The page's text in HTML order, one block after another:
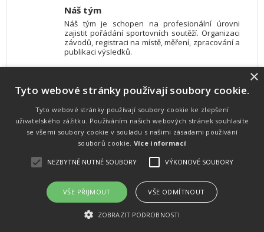
Náš tým
Náš tým je schopen na profesionální úrovni
zajistit pořádání sportovních soutěží. Organizaci
závodů, registraci na místě, měření, zpracování a
publikaci výsledků.
Pro měření, zpracování a publikaci výsledků
používáme software vyvinutý na zakázku. Lze
online publikovat výsledky komentátorovi na
obrazovky a s nepatrným zpožděním na
webových stránkách.
souhlasu zakázáno.
Zabýváme se časomírou, výsledkovým servisem na různých malých i velkých sportovních
akcích a také přímo pořádáním sportovních akcí.
×
Tyto webové stránky používají soubory cookie.
Tyto webové stránky používají soubory cookie ke zlepšení
uživatelského zážitku. Používáním našich webových stránek souhlasíte
se všemi soubory cookie v souladu s našimi zásadami používání
souborů cookie. Více informací
NEZBYTNĚ NUTNÉ SOUBORY VÝKONOVÉ SOUBORY
VŠE PŘIJMOUT VŠE ODMÍTNOUT
ZOBRAZIT PODROBNOSTI